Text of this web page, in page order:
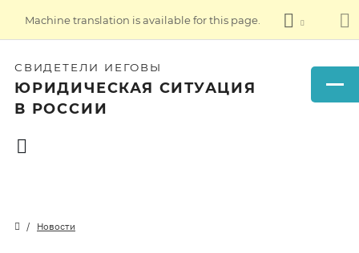
Machine translation is available for this page.
СВИДЕТЕЛИ ИЕГОВЫ
ЮРИДИЧЕСКАЯ СИТУАЦИЯ
В РОССИИ
Новости